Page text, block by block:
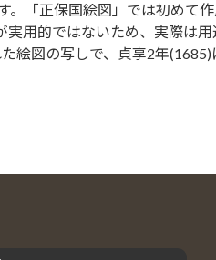
「正保国絵図」では初めて
用的ではないため、実際は
絵図の写しで、貞享2年(1685)